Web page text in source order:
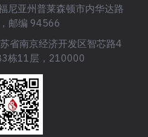
尼亚州普莱森顿市内华达路
邮编 94566
省南京经济开发区智芯路4
栋11层，210000